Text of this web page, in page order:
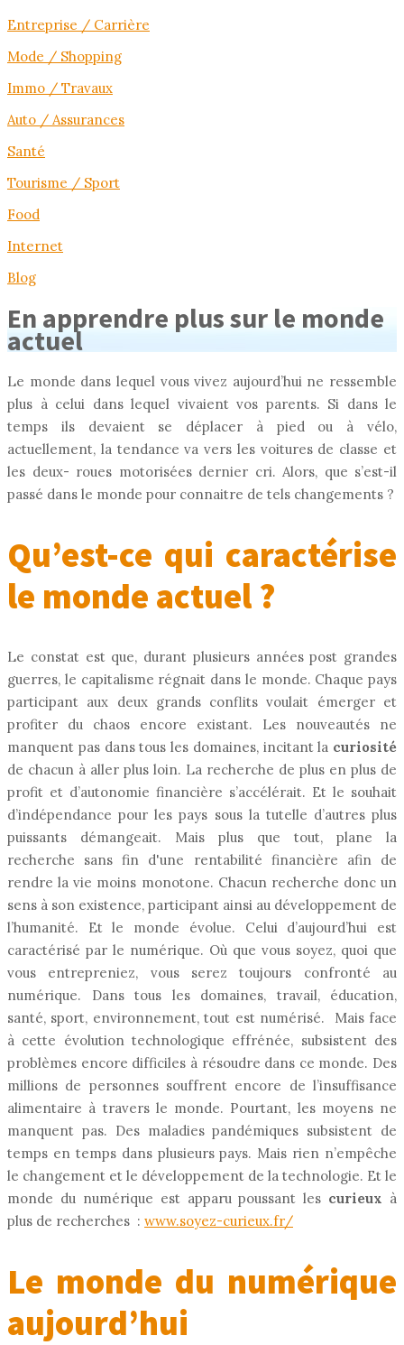
Entreprise / Carrière
Mode / Shopping
Immo / Travaux
Auto / Assurances
Santé
Tourisme / Sport
Food
Internet
Blog
En apprendre plus sur le monde
actuel
Le monde dans lequel vous vivez aujourd’hui ne ressemble
plus à celui dans lequel vivaient vos parents. Si dans le
temps ils devaient se déplacer à pied ou à vélo,
actuellement, la tendance va vers les voitures de classe et
les deux- roues motorisées dernier cri. Alors, que s’est-il
passé dans le monde pour connaitre de tels changements ?
Qu’est-ce qui caractérise
le monde actuel ?
Le constat est que, durant plusieurs années post grandes
guerres, le capitalisme régnait dans le monde. Chaque pays
participant aux deux grands conflits voulait émerger et
profiter du chaos encore existant. Les nouveautés ne
manquent pas dans tous les domaines, incitant la curiosité
de chacun à aller plus loin. La recherche de plus en plus de
profit et d’autonomie financière s’accélérait. Et le souhait
d’indépendance pour les pays sous la tutelle d’autres plus
puissants démangeait. Mais plus que tout, plane la
recherche sans fin d'une rentabilité financière afin de
rendre la vie moins monotone. Chacun recherche donc un
sens à son existence, participant ainsi au développement de
l’humanité. Et le monde évolue. Celui d’aujourd’hui est
caractérisé par le numérique. Où que vous soyez, quoi que
vous entrepreniez, vous serez toujours confronté au
numérique. Dans tous les domaines, travail, éducation,
santé, sport, environnement, tout est numérisé. Mais face
à cette évolution technologique effrénée, subsistent des
problèmes encore difficiles à résoudre dans ce monde. Des
millions de personnes souffrent encore de l’insuffisance
alimentaire à travers le monde. Pourtant, les moyens ne
manquent pas. Des maladies pandémiques subsistent de
temps en temps dans plusieurs pays. Mais rien n’empêche
le changement et le développement de la technologie. Et le
monde du numérique est apparu poussant les curieux à
plus de recherches : www.soyez-curieux.fr/
Le monde du numérique
aujourd’hui